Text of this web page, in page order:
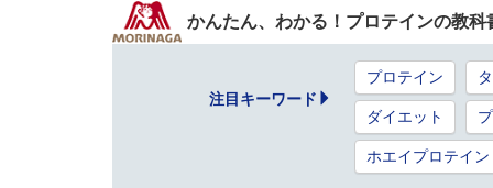
かんたん、わかる！プロテインの教科
注目キーワード
プロテイン
ダイエット
ホエイプロテイン